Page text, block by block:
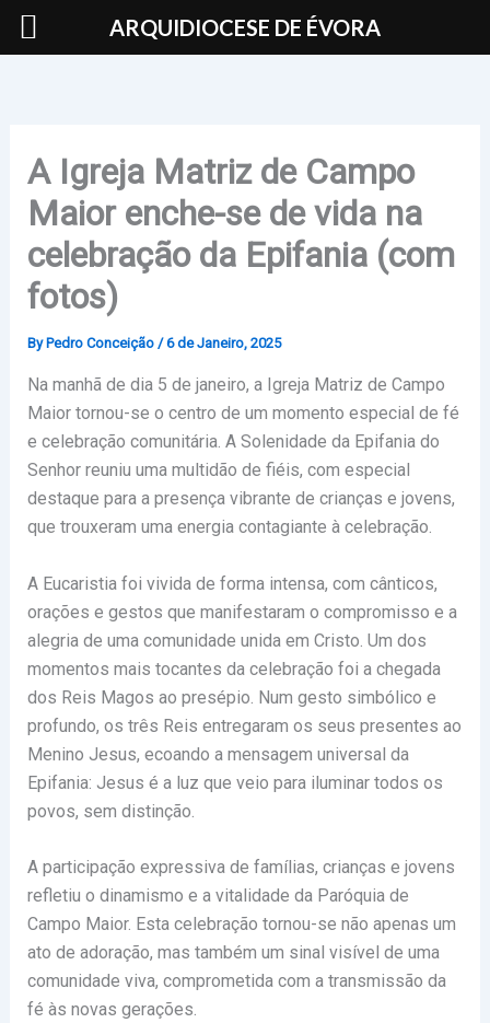
Skip
A Igreja Matriz de Campo
Maior enche-se de vida na
celebração da Epifania (com
fotos)
By Pedro Conceição /6 de Janeiro, 2025
Na manhã de dia 5 de janeiro, a Igreja Matriz de Campo
Maior tornou-se o centro de um momento especial de fé
e celebração comunitária. A Solenidade da Epifania do
Senhor reuniu uma multidão de fiéis, com especial
destaque para a presença vibrante de crianças e jovens,
que trouxeram uma energia contagiante à celebração.
A Eucaristia foi vivida de forma intensa, com cânticos,
orações e gestos que manifestaram o compromisso e a
alegria de uma comunidade unida em Cristo. Um dos
momentos mais tocantes da celebração foi a chegada
dos Reis Magos ao presépio. Num gesto simbólico e
profundo, os três Reis entregaram os seus presentes ao
Menino Jesus, ecoando a mensagem universal da
Epifania: Jesus é a luz que veio para iluminar todos os
povos, sem distinção.
A participação expressiva de famílias, crianças e jovens
refletiu o dinamismo e a vitalidade da Paróquia de
Campo Maior. Esta celebração tornou-se não apenas um
ato de adoração, mas também um sinal visível de uma
comunidade viva, comprometida com a transmissão da
fé às novas gerações.
ARQUIDIOCESE DE ÉVORA